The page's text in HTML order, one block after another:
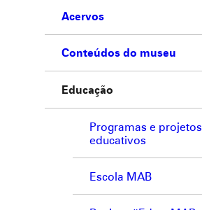
Acervos
Conteúdos do museu
Educação
Programas e projetos
educativos
Escola MAB